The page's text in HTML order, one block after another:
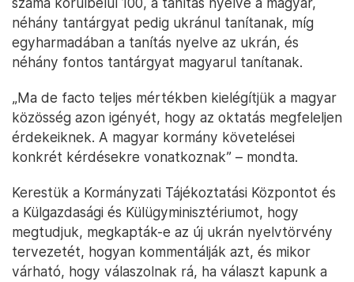
néhány tantárgyat pedig ukránul tanítanak, míg
egyharmadában a tanítás nyelve az ukrán, és
néhány fontos tantárgyat magyarul tanítanak.
„Ma de facto teljes mértékben kielégítjük a magyar
közösség azon igényét, hogy az oktatás megfeleljen
érdekeiknek. A magyar kormány követelései
konkrét kérdésekre vonatkoznak” – mondta.
Kerestük a Kormányzati Tájékoztatási Központot és
a Külgazdasági és Külügyminisztériumot, hogy
megtudjuk, megkapták-e az új ukrán nyelvtörvény
tervezetét, hogyan kommentálják azt, és mikor
várható, hogy válaszolnak rá, ha választ kapunk a